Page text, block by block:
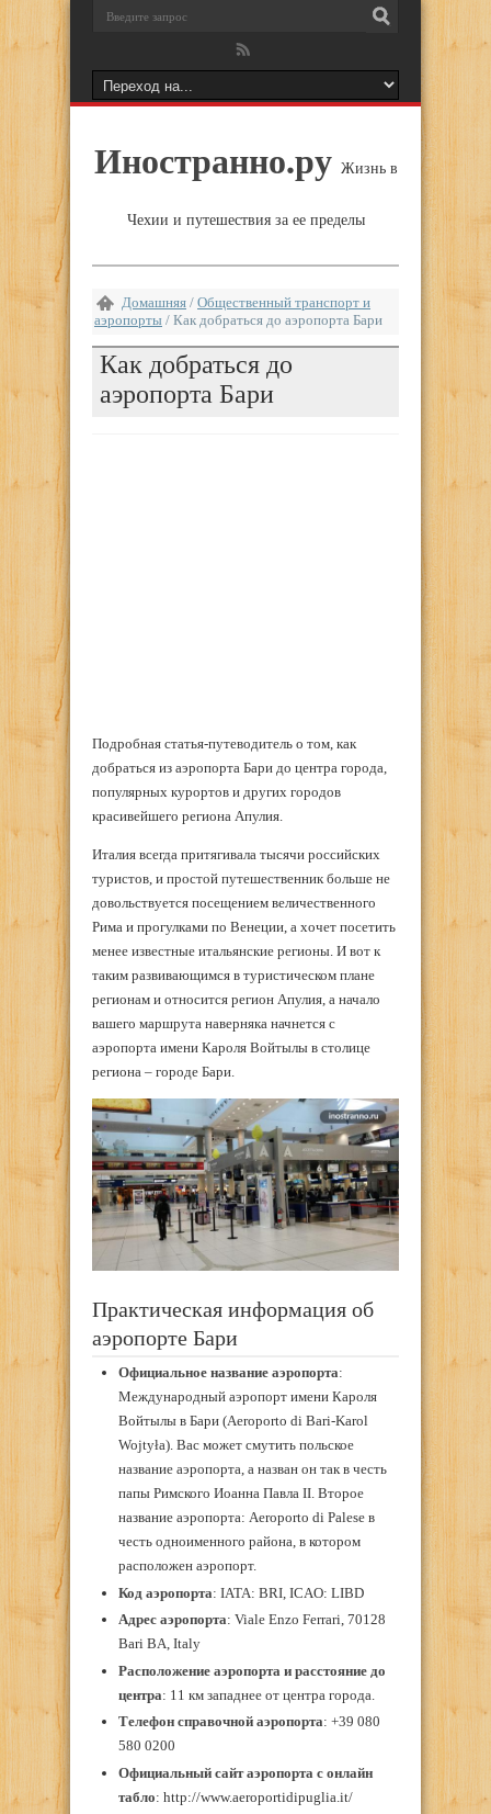
Иностранно.ру Жизнь в
Чехии и путешествия за ее пределы
Домашняя / Общественный транспорт и
аэропорты / Как добраться до аэропорта Бари
Как добраться до
аэропорта Бари
Подробная статья-путеводитель о том, как
добраться из аэропорта Бари до центра города,
популярных курортов и других городов
красивейшего региона Апулия.
Италия всегда притягивала тысячи российских
туристов, и простой путешественник больше не
довольствуется посещением величественного
Рима и прогулками по Венеции, а хочет посетить
менее известные итальянские регионы. И вот к
таким развивающимся в туристическом плане
регионам и относится регион Апулия, а начало
вашего маршрута наверняка начнется с
аэропорта имени Кароля Войтылы в столице
региона – городе Бари.
Практическая информация об
аэропорте Бари
Официальное название аэропорта:
Международный аэропорт имени Кароля
Войтылы в Бари (Aeroporto di Bari-Karol
Wojtyła). Вас может смутить польское
название аэропорта, а назван он так в честь
папы Римского Иоанна Павла II. Второе
название аэропорта: Aeroporto di Palese в
честь одноименного района, в котором
расположен аэропорт.
Код аэропорта: IATA: BRI, ICAO: LIBD
Адресаэропорта: Viale Enzo Ferrari, 70128
Bari BA, Italy
Расположение аэропорта и расстояние до
центра: 11 км западнее от центра города.
Телефон справочной аэропорта: +39 080
580 0200
Официальный сайт аэропорта с онлайн
табло: http://www.aeroportidipuglia.it/